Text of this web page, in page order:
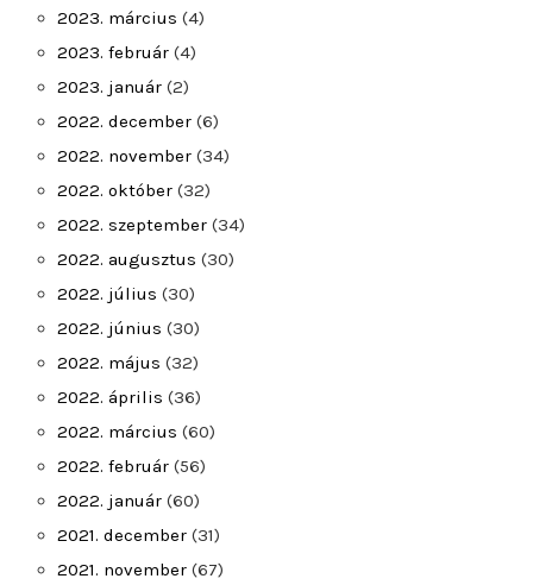
2023. március (4)
2023. február (4)
2023. január (2)
2022. december (6)
2022. november (34)
2022. október (32)
2022. szeptember (34)
2022. augusztus (30)
2022. július (30)
2022. június (30)
2022. május (32)
2022. április (36)
2022. március (60)
2022. február (56)
2022. január (60)
2021. december (31)
2021. november (67)